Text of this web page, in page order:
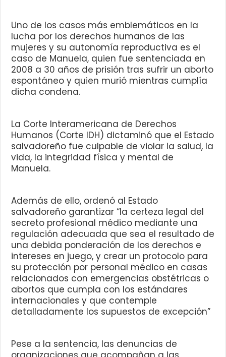
Uno de los casos más emblemáticos en la
lucha por los derechos humanos de las
mujeres y su autonomía reproductiva es el
caso de Manuela, quien fue sentenciada en
2008 a 30 años de prisión tras sufrir un aborto
espontáneo y quien murió mientras cumplía
dicha condena.
La Corte Interamericana de Derechos
Humanos (Corte IDH) dictaminó que el Estado
salvadoreño fue culpable de violar la salud, la
vida, la integridad física y mental de
Manuela.
Además de ello, ordenó al Estado
salvadoreño garantizar “la certeza legal del
secreto profesional médico mediante una
regulación adecuada que sea el resultado de
una debida ponderación de los derechos e
intereses en juego, y crear un protocolo para
su protección por personal médico en casas
relacionados con emergencias obstétricas o
abortos que cumpla con los estándares
internacionales y que contemple
detalladamente los supuestos de excepción”
Pese a la sentencia, las denuncias de